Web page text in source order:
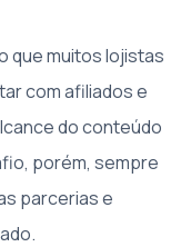
que muitos lojistas
com afiliados e
do conteúdo
porém, sempre
parcerias e